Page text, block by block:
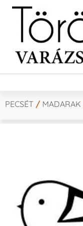
PECSÉT / MADARAK